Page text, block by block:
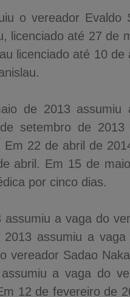
o vereador Evaldo
licenciado até 27 de
licenciado até 10
de 2013 assumiu
setembro de
22 de abril de
abril. Em 15 de
por cinco dias.
a vaga do
assumiu a vaga
vereador Sadao
a vaga do
12 de fevereiro de